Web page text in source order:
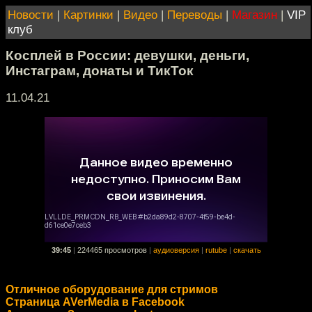
Новости | Картинки | Видео | Переводы | Магазин | VIP
клуб
Косплей в России: девушки, деньги,
Инстаграм, донаты и ТикТок
11.04.21
39:45 224465 просмотров аудиоверсия rutube скачать
Отличное оборудование для стримов
Страница AVerMedia в Facebook